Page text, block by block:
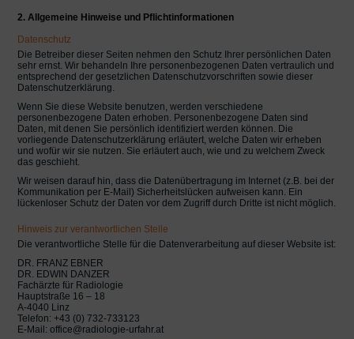
2. Allgemeine Hinweise und Pflichtinformationen
Datenschutz
Die Betreiber dieser Seiten nehmen den Schutz Ihrer persönlichen Daten
sehr ernst. Wir behandeln Ihre personenbezogenen Daten vertraulich und
entsprechend der gesetzlichen Datenschutzvorschriften sowie dieser
Datenschutzerklärung.
Wenn Sie diese Website benutzen, werden verschiedene
personenbezogene Daten erhoben. Personenbezogene Daten sind
Daten, mit denen Sie persönlich identifiziert werden können. Die
vorliegende Datenschutzerklärung erläutert, welche Daten wir erheben
und wofür wir sie nutzen. Sie erläutert auch, wie und zu welchem Zweck
das geschieht.
Wir weisen darauf hin, dass die Datenübertragung im Internet (z.B. bei der
Kommunikation per E-Mail) Sicherheitslücken aufweisen kann. Ein
lückenloser Schutz der Daten vor dem Zugriff durch Dritte ist nicht möglich.
Hinweis zur verantwortlichen Stelle
Die verantwortliche Stelle für die Datenverarbeitung auf dieser Website ist:
DR. FRANZ EBNER
DR. EDWIN DANZER
Fachärzte für Radiologie
Hauptstraße 16 – 18
A-4040 Linz
Telefon: +43 (0) 732-733123
E-Mail: office@radiologie-urfahr.at